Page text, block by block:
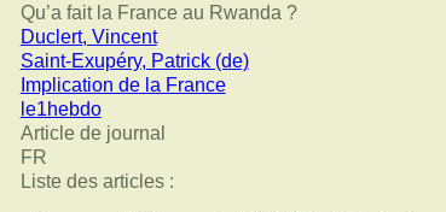
Qu’a fait la France au Rwanda ?
Duclert, Vincent
Saint-Exupéry, Patrick (de)
Implication de la France
le1hebdo
Article de journal
FR
Liste des articles :